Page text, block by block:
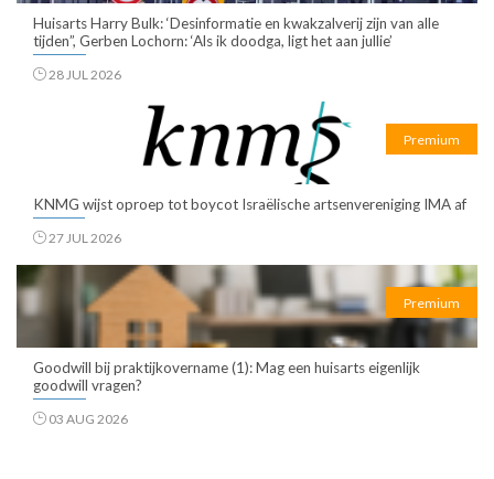
Huisarts Harry Bulk: ‘Desinformatie en kwakzalverij zijn van alle
tijden”, Gerben Lochorn: ‘Als ik doodga, ligt het aan jullie’
28 JUL 2026
Premium
KNMG wijst oproep tot boycot Israëlische artsenvereniging IMA af
27 JUL 2026
Premium
Goodwill bij praktijkovername (1): Mag een huisarts eigenlijk
goodwill vragen?
03 AUG 2026